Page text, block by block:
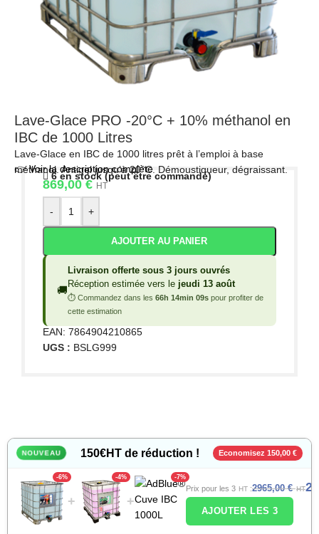
Lave-Glace PRO -20°C + 10% méthanol en
IBC de 1000 Litres
Lave-Glace en IBC de 1000 litres prêt à l’emploi à base
méthanol. Antigel jusqu’à 20°C. Démoustiqueur, dégraissant.
👉 Voir la description complète
869,00€ HT
6 en stock (peut être commandé)
- +
AJOUTER AU PANIER
🚚
Livraison offerte sous 3 jours ouvrés
Réception estimée vers le jeudi 13 août
⏱ Commandez dans les 66h 14min 09s pour profiter de
cette estimation
EAN: 7864904210865
UGS : BSLG999
NOUVEAU 150€HT de réduction ! Economisez 150,00 €
-6%
+
-4%
+
-7%
Prix pour les 3 HT :2965,00€ HT
AJOUTER LES 3